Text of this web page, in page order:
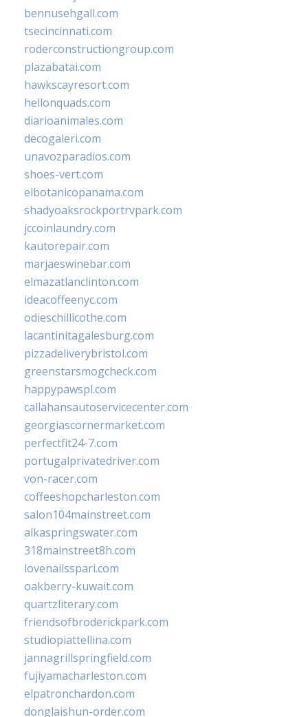
bennusehgall.com
tsecincinnati.com
roderconstructiongroup.com
plazabatai.com
hawkscayresort.com
hellonquads.com
diarioanimales.com
decogaleri.com
unavozparadios.com
shoes-vert.com
elbotanicopanama.com
shadyoaksrockportrvpark.com
jccoinlaundry.com
kautorepair.com
marjaeswinebar.com
elmazatlanclinton.com
ideacoffeenyc.com
odieschillicothe.com
lacantinitagalesburg.com
pizzadeliverybristol.com
greenstarsmogcheck.com
happypawspl.com
callahansautoservicecenter.com
georgiascornermarket.com
perfectfit24-7.com
portugalprivatedriver.com
von-racer.com
coffeeshopcharleston.com
salon104mainstreet.com
alkaspringswater.com
318mainstreet8h.com
lovenailsspari.com
oakberry-kuwait.com
quartzliterary.com
friendsofbroderickpark.com
studiopiattellina.com
jannagrillspringfield.com
fujiyamacharleston.com
elpatronchardon.com
donglaishun-order.com